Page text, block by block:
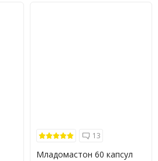
13
Младомастон 60 капсул